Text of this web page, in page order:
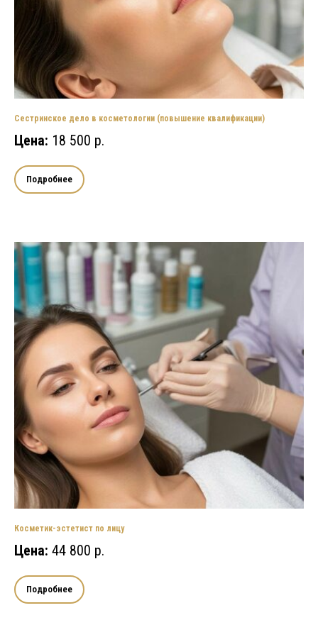
Сестринское дело в косметологии (повышение квалификации)
Цена: 18 500 р.
Подробнее
Косметик-эстетист по лицу
Цена: 44 800 р.
Подробнее